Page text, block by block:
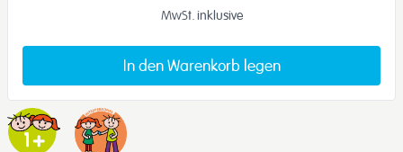
MwSt. inklusive
In den Warenkorb legen